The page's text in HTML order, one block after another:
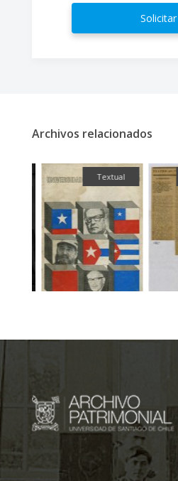
Solicitar
Archivos relacionados
Textual